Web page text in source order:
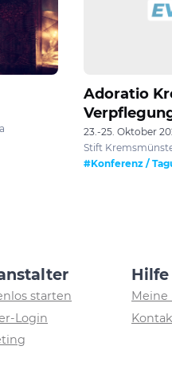
Adoratio
23.-25. Oktober
Stift
#Konferenz /
starten
Login
Hilfe
Meine